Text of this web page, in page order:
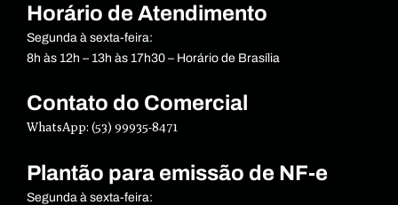
Horário de Atendimento
Segunda à sexta-feira:
8h às 12h – 13h às 17h30 – Horário de Brasília
Contato do Comercial
WhatsApp: (53) 99935-8471
Plantão para emissão de NF-e
Segunda à sexta-feira: